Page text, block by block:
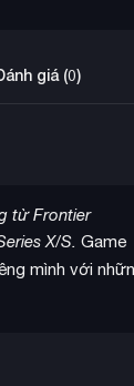
giá (0)
từ Frontier
X/S. Game
mình với